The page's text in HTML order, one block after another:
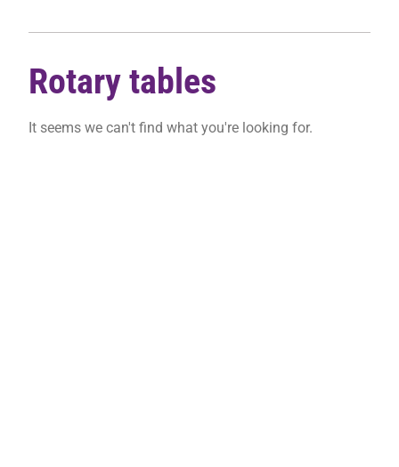
Rotary tables
It seems we can't find what you're looking for.